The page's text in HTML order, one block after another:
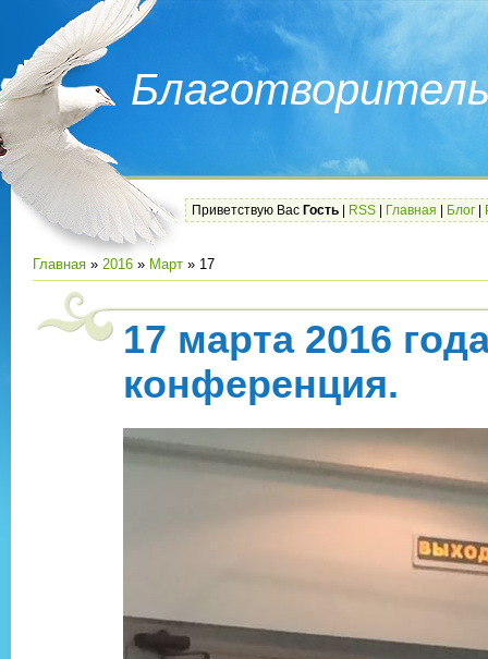
Приветствую Вас Гость RSS Главная Блог
Главная » 2016 » Март » 17
17 марта 2016
конференция.